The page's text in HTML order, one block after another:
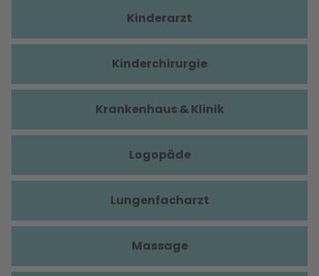
Kinderarzt
Kinderchirurgie
Krankenhaus & Klinik
Logopäde
Lungenfacharzt
Massage